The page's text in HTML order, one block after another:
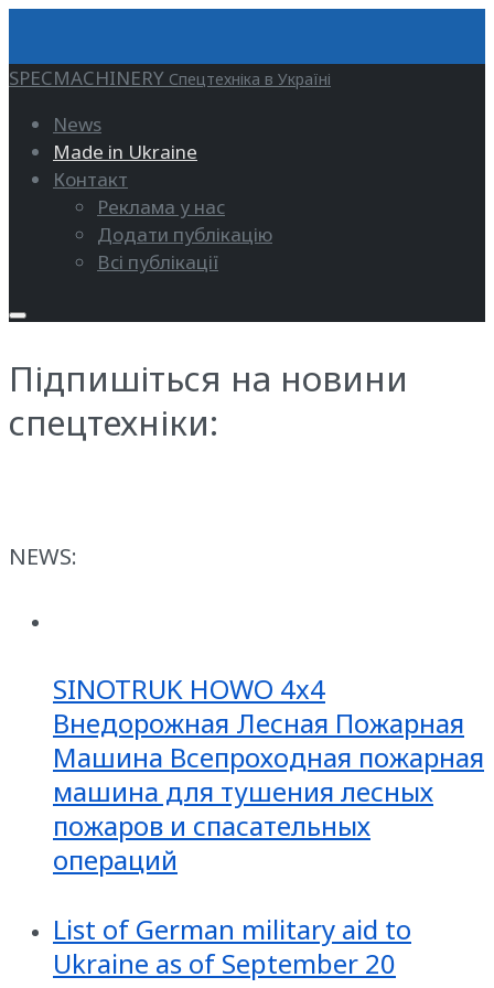
SPECMACHINERY Спецтехніка в Україні
News
Made in Ukraine
Контакт
Реклама у нас
Додати публікацію
Всі публікації
Підпишіться на новини
спецтехніки:
NEWS:
SINOTRUK HOWO 4x4
Внедорожная Лесная Пожарная
Машина Всепроходная пожарная
машина для тушения лесных
пожаров и спасательных
операций
List of German military aid to
Ukraine as of September 20